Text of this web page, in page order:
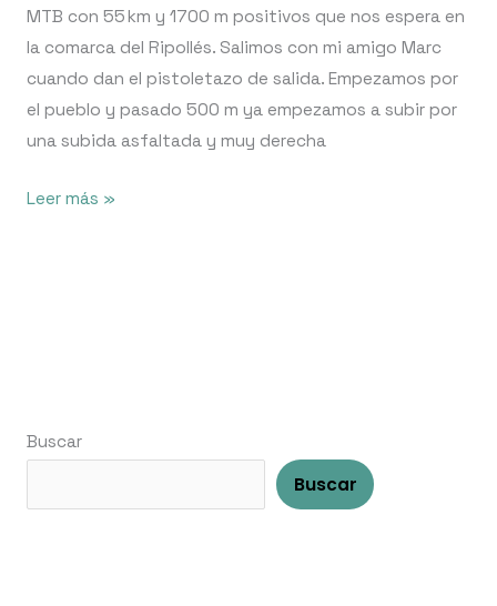
MTB con 55 km y 1700 m positivos que nos espera en
la comarca del Ripollés. Salimos con mi amigo Marc
cuando dan el pistoletazo de salida. Empezamos por
el pueblo y pasado 500 m ya empezamos a subir por
una subida asfaltada y muy derecha
Leer más »
Buscar
Buscar